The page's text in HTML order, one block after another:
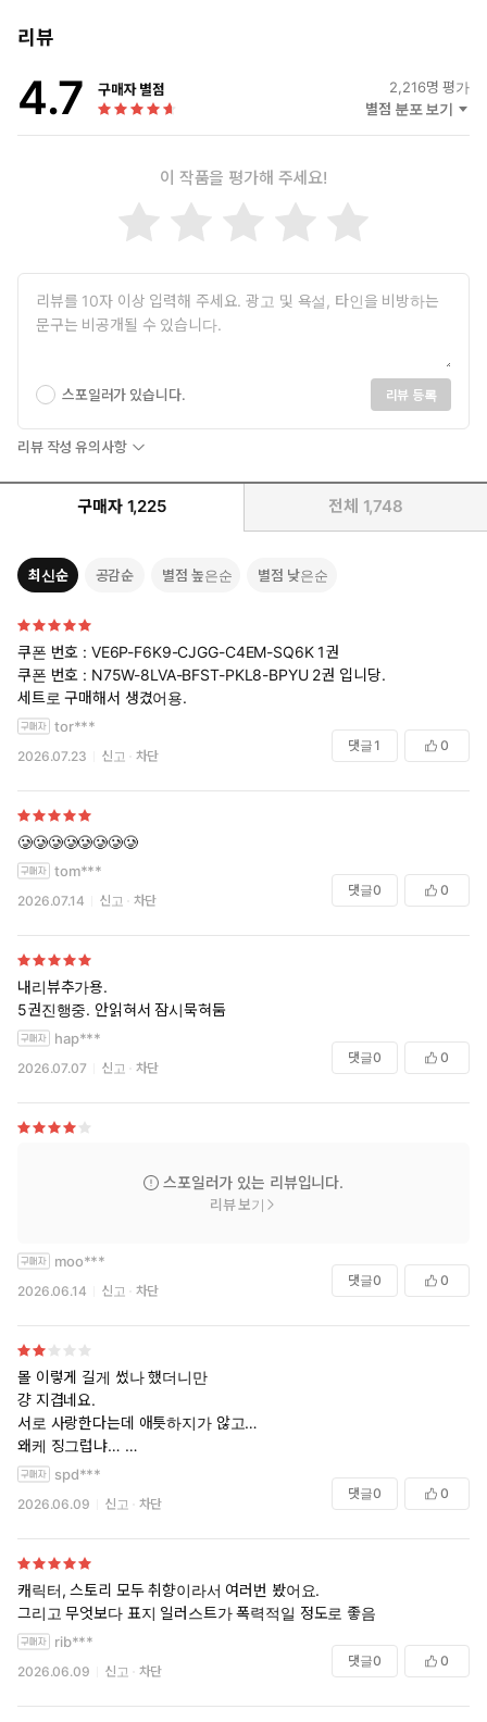
리뷰
4.7 구매자 별점 2,216명 평가
별점 분포 보기
이 작품을 평가해 주세요!
스포일러가 있습니다. 리뷰 등록
리뷰 작성 유의사항
구매자 1,225 전체 1,748
최신순 공감순 별점 높은순 별점 낮은순
쿠폰 번호 : VE6P-F6K9-CJGG-C4EM-SQ6K 1권
쿠폰 번호 : N75W-8LVA-BFST-PKL8-BPYU 2권 입니당.
세트로 구매해서 생겼어용.
tor***
2026.07.23 신고 차단
댓글 1 0
🥲🥲🥲🥲🥲🥲🥲🥲
tom***
2026.07.14 신고 차단
댓글0 0
내리뷰추가용.
5권진행중. 안읽혀서 잠시묵혀둠
hap***
2026.07.07 신고 차단
댓글0 0
스포일러가 있는 리뷰입니다.
리뷰 보기
moo***
2026.06.14 신고 차단
댓글0 0
몰 이렇게 길게 썼나 했더니만
걍 지겹네요.
서로 사랑한다는데 애틋하지가 않고…
왜케 징그럽냐…
징그러운데 자주나오니 싫고 막…ㅡ.ㅡ
영생하는 떡에 환장한 색귀커플만 나와서
흐린눈 + 악으로깡으로 완독함.
세트구매…해서 그나마 다행 ..인가?
spd***
2026.06.09 신고 차단
댓글0 0
캐릭터, 스토리 모두 취향이라서 여러번 봤어요.
그리고 무엇보다 표지 일러스트가 폭력적일 정도로 좋음
rib***
2026.06.09 신고 차단
댓글0 0